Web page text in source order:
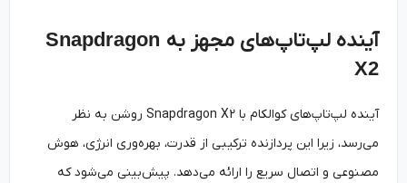
آینده لپ‌تاپ‌های مجهز به Snapdragon
آینده لپ‌تاپ‌های کوالکام با Snapdragon X2 روشن به نظر
می‌رسد، زیرا این پردازنده ترکیبی از قدرت، بهره‌وری انرژی، هوش
مصنوعی و اتصال سریع را ارائه می‌دهد. پیش‌بینی می‌شود که